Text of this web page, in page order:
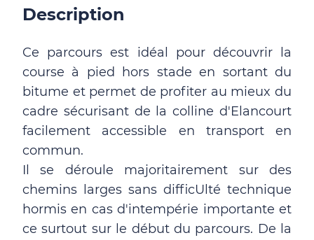
Description
Ce parcours est idéal pour découvrir la
course à pied hors stade en sortant du
bitume et permet de profiter au mieux du
cadre sécurisant de la colline d'Elancourt
facilement accessible en transport en
commun.
Il se déroule majoritairement sur des
chemins larges sans difficUlté technique
hormis en cas d'intempérie importante et
ce surtout sur le début du parcours. De la